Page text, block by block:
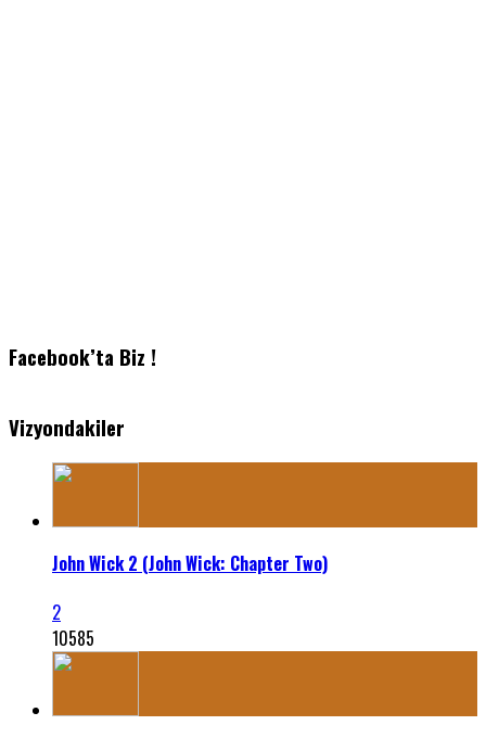
Facebook’ta Biz !
Vizyondakiler
John Wick 2 (John Wick: Chapter Two)
2
10585